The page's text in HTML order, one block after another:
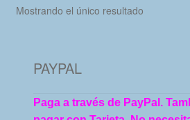
Mostrando el único resultado
PAYPAL
Paga a través de PayPal.